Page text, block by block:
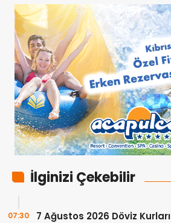
İlginizi Çekebilir
7 Ağustos 2026 Döviz Kurları
07:30